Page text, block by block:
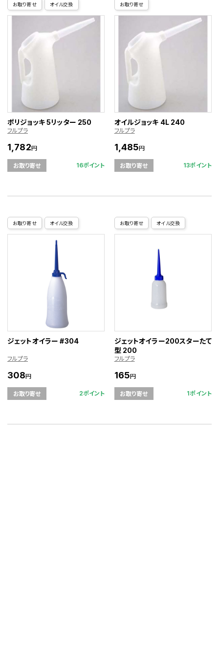
お取り寄せ オイル交換
ポリジョッキ 5リッター 250
フルプラ
1,782円
お取り寄せ 16ポイント
お取り寄せ
オイルジョッキ 4L 240
フルプラ
1,485円
お取り寄せ 13ポイント
お取り寄せ オイル交換
ジェットオイラー #304
フルプラ
308円
お取り寄せ 2ポイント
お取り寄せ オイル交換
ジェットオイラー200スターたて
型 200
フルプラ
165円
お取り寄せ 1ポイント